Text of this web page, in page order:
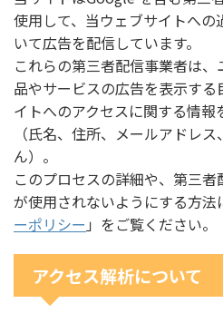
使用して、当ウェブサイトへの
いて広告を配信しています。
これらの第三者配信事業者は
品やサービスの広告を表示す
イトへのアクセスに関する情
（氏名、住所、メールアドレ
ん）。
このプロセスの詳細や、第三
が使用されないようにする方法
ーポリシー 」をご覧ください。
アクセス解析について